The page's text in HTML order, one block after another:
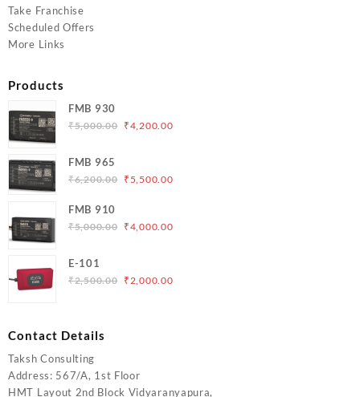
Take Franchise
Scheduled Offers
More Links
Products
FMB 930
₹5,000.00 Original
₹5,000.00.
₹4,200.00Current
FMB 965
₹6,200.00 Original
₹6,200.00.
₹ 5,500.00Current
₹5,500.00.
FMB 910
₹5,000.00 Original
₹5,000.00.
₹4,000.00Current
E-101
₹2,500.00 Original
₹2,000.00Current
Contact Details
Taksh Consulting
Address: 567/A, 1st Floor
HMT Layout 2nd Block Vidyaranyapura,